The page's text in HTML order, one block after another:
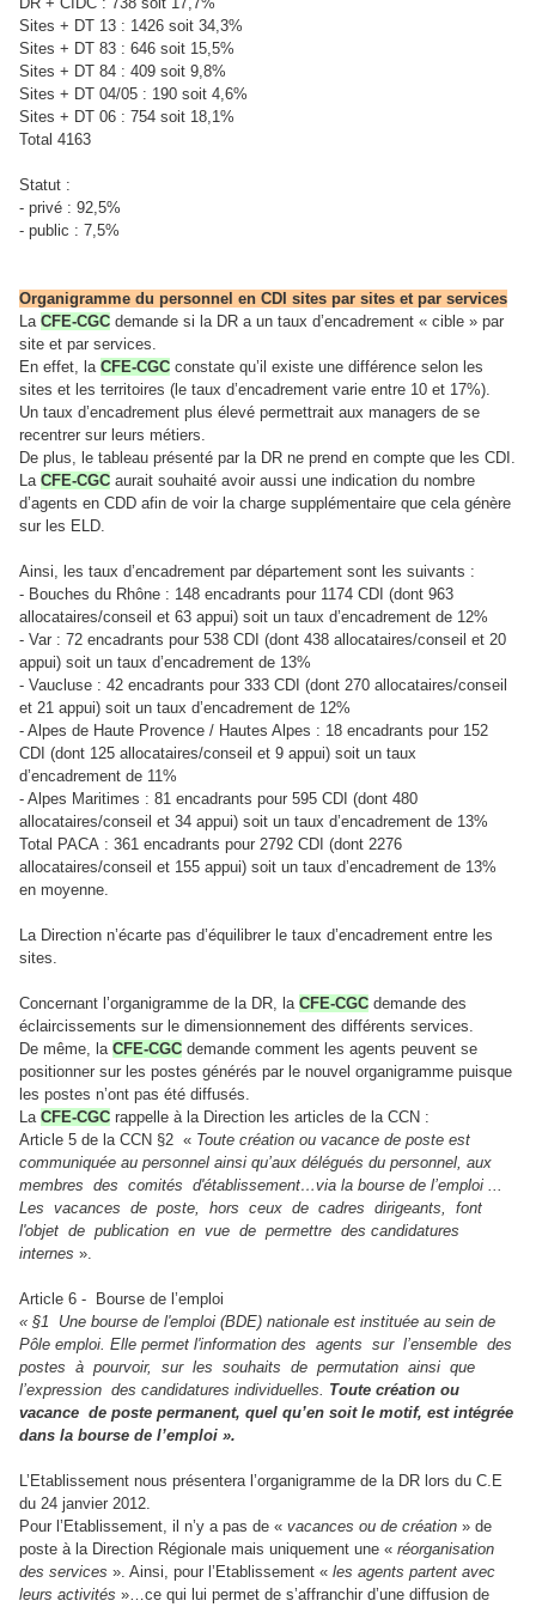
Sites + DT 13 : 1426 soit 34,3%
Sites + DT 83 : 646 soit 15,5%
Sites + DT 84 : 409 soit 9,8%
Sites + DT 04/05 : 190 soit 4,6%
Sites + DT 06 : 754 soit 18,1%
Total 4163
Statut :
- privé : 92,5%
- public : 7,5%
Organigramme du personnel en CDI sites par sites et par services
La CFE-CGC demande si la DR a un taux d’encadrement « cible » par
site et par services.
En effet, la CFE-CGC constate qu’il existe une différence selon les
sites et les territoires (le taux d’encadrement varie entre 10 et 17%).
Un taux d’encadrement plus élevé permettrait aux managers de se
recentrer sur leurs métiers.
De plus, le tableau présenté par la DR ne prend en compte que les CDI.
La CFE-CGC aurait souhaité avoir aussi une indication du nombre
d’agents en CDD afin de voir la charge supplémentaire que cela génère
sur les ELD.
Ainsi, les taux d’encadrement par département sont les suivants :
- Bouches du Rhône : 148 encadrants pour 1174 CDI (dont 963
allocataires/conseil et 63 appui) soit un taux d’encadrement de 12%
- Var : 72 encadrants pour 538 CDI (dont 438 allocataires/conseil et 20
appui) soit un taux d’encadrement de 13%
- Vaucluse : 42 encadrants pour 333 CDI (dont 270 allocataires/conseil
et 21 appui) soit un taux d’encadrement de 12%
- Alpes de Haute Provence / Hautes Alpes : 18 encadrants pour 152
CDI (dont 125 allocataires/conseil et 9 appui) soit un taux
d’encadrement de 11%
- Alpes Maritimes : 81 encadrants pour 595 CDI (dont 480
allocataires/conseil et 34 appui) soit un taux d’encadrement de 13%
Total PACA : 361 encadrants pour 2792 CDI (dont 2276
allocataires/conseil et 155 appui) soit un taux d’encadrement de 13%
en moyenne.
La Direction n’écarte pas d’équilibrer le taux d’encadrement entre les
sites.
Concernant l’organigramme de la DR, la CFE-CGC demande des
éclaircissements sur le dimensionnement des différents services.
De même, la CFE-CGC demande comment les agents peuvent se
positionner sur les postes générés par le nouvel organigramme puisque
les postes n’ont pas été diffusés.
La CFE-CGC rappelle à la Direction les articles de la CCN :
Article 5 de la CCN §2 « Toute création ou vacance de poste est
communiquée au personnel ainsi qu’aux délégués du personnel, aux
membres des comités d'établissement…via la bourse de l’emploi ...
Les vacances de poste, hors ceux de cadres dirigeants, font
l'objet de publication en vue de permettre des candidatures
internes ».
Article 6 - Bourse de l’emploi
« §1 Une bourse de l'emploi (BDE) nationale est instituée au sein de
Pôle emploi. Elle permet l'information des agents sur l’ensemble des
postes à pourvoir, sur les souhaits de permutation ainsi que
l’expression des candidatures individuelles. Toute création ou
vacance de poste permanent, quel qu’en soit le motif, est intégrée
dans la bourse de l’emploi ».
L’Etablissement nous présentera l’organigramme de la DR lors du C.E
du 24 janvier 2012.
Pour l’Etablissement, il n’y a pas de « vacances ou de création » de
poste à la Direction Régionale mais uniquement une « réorganisation
des services ». Ainsi, pour l’Etablissement « les agents partent avec
leurs activités »…ce qui lui permet de s’affranchir d’une diffusion de